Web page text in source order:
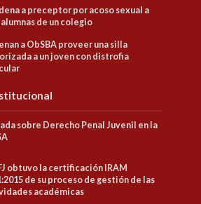
a preceptor por acoso sexual a
de un colegio
a ObSBA proveer una silla
a un joven con distrofia
sobre Derecho Penal Juvenil en la
obtuvo la certificación IRAM
de su proceso de gestión de las
académicas